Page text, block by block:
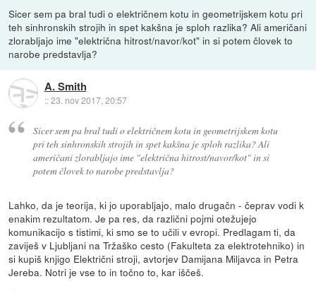
Sicer sem pa bral tudi o električnem kotu in geometrijskem kotu pri
teh sinhronskih strojih in spet kakšna je sploh razlika? Ali američani
zlorabljajo ime "električna hitrost/navor/kot" in si potem človek to
narobe predstavlja?
A. Smith
::23. nov 2017, 20:57
Sicer sem pa bral tudi o električnem kotu in geometrijskem kotu
pri teh sinhronskih strojih in spet kakšna je sploh razlika? Ali
američani zlorabljajo ime "električna hitrost/navor/kot" in si
potem človek to narobe predstavlja?
Lahko, da je teorija, ki jo uporabljajo, malo drugačn - čeprav vodi k
enakim rezultatom. Je pa res, da različni pojmi otežujejo
komunikacijo s tistimi, ki smo se to učili v evropi. Predlagam ti, da
zaviješ v Ljubljani na Tržaško cesto (Fakulteta za elektrotehniko) in
si kupiš knjigo Električni stroji, avtorjev Damijana Miljavca in Petra
Jereba. Notri je vse to in točno to, kar iščeš.